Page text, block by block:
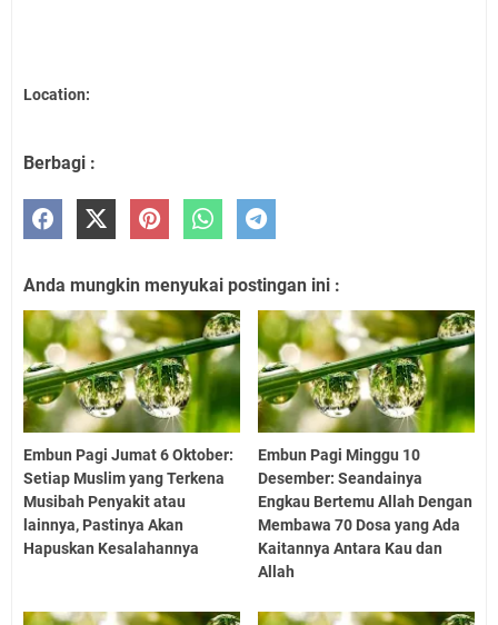
Location:
Berbagi :
Anda mungkin menyukai postingan ini :
Embun Pagi Jumat 6 Oktober:
Setiap Muslim yang Terkena
Musibah Penyakit atau
lainnya, Pastinya Akan
Hapuskan Kesalahannya
Embun Pagi Minggu 10
Desember: Seandainya
Engkau Bertemu Allah Dengan
Membawa 70 Dosa yang Ada
Kaitannya Antara Kau dan
Allah